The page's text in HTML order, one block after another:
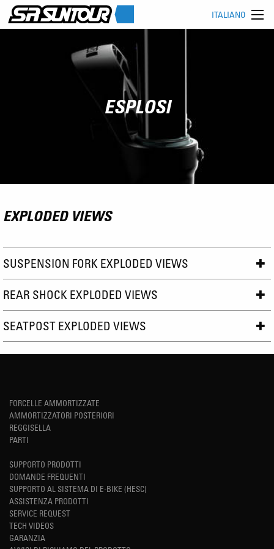
ITALIANO
ESPLOSI
EXPLODED VIEWS
SUSPENSION FORK EXPLODED VIEWS
REAR SHOCK EXPLODED VIEWS
SEATPOST EXPLODED VIEWS
FORCELLE AMMORTIZZATE
AMMORTIZZATORI POSTERIORI
REGGISELLA
PARTI
SUPPORTO PRODOTTI
DOMANDE FREQUENTI
SUPPORTO AL SISTEMA DI E-BIKE (HESC)
ASSISTENZA PRODOTTI
SERVICE REQUEST
TECH VIDEOS
GARANZIA